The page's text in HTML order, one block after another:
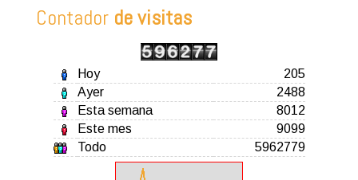
Contador de visitas
Hoy
205
Ayer
2488
Esta semana
8012
Este mes
9099
Todo
5962779